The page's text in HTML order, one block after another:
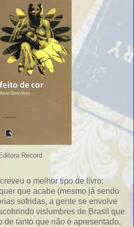
Editora Record
o melhor tipo de livro:
que acabe (mesmo já sendo
sofridas, a gente se envolve
vislumbres de Brasil que
de tanto que não é apresentado,